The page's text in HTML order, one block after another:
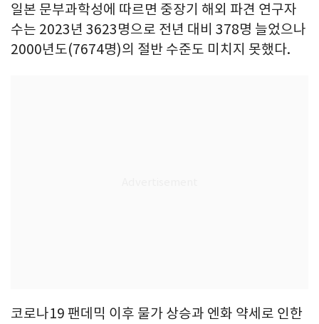
일본 문부과학성에 따르면 중장기 해외 파견 연구자
수는 2023년 3623명으로 전년 대비 378명 늘었으나
2000년도(7674명)의 절반 수준도 미치지 못했다.
코로나19 팬데믹 이후 물가 상승과 엔화 약세로 인한